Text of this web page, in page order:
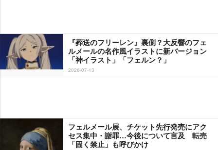
『葬送のフリーレン』裏側？大反響のフェ
ルメールの名作風イラストに新バージョン
「神イラスト」「フェルン？」
2026-07-13
フェルメール展、チケット先行発売にアク
セス集中・謝罪…今後について言及 転売
「固く禁止」も呼びかけ